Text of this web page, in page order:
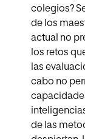
colegios?
de los
actual no
los retos
las
cabo no
de las